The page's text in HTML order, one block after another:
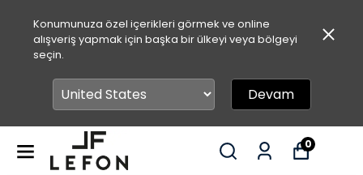
Konumunuza özel içerikleri görmek ve online
alışveriş yapmak için başka bir ülkeyi veya bölgeyi
seçin.
Devam
0